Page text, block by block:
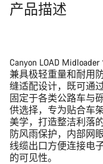
产品描述
Canyon LOAD
兼具极轻重量和耐用
缝适配设计，既可通
固定于各类公路车与
供选择，专为贴合车
美学，打造整洁利落
防风雨保护，内部网
线缆出口方便连接电
的可见性。